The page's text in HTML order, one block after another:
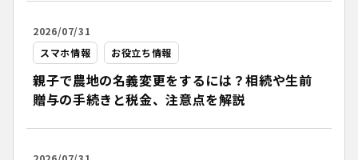
2026/07/31
スマホ情報
お役立ち情報
親子で農地の名義変更をするには？相続や生前
贈与の手続きと税金、注意点を解説